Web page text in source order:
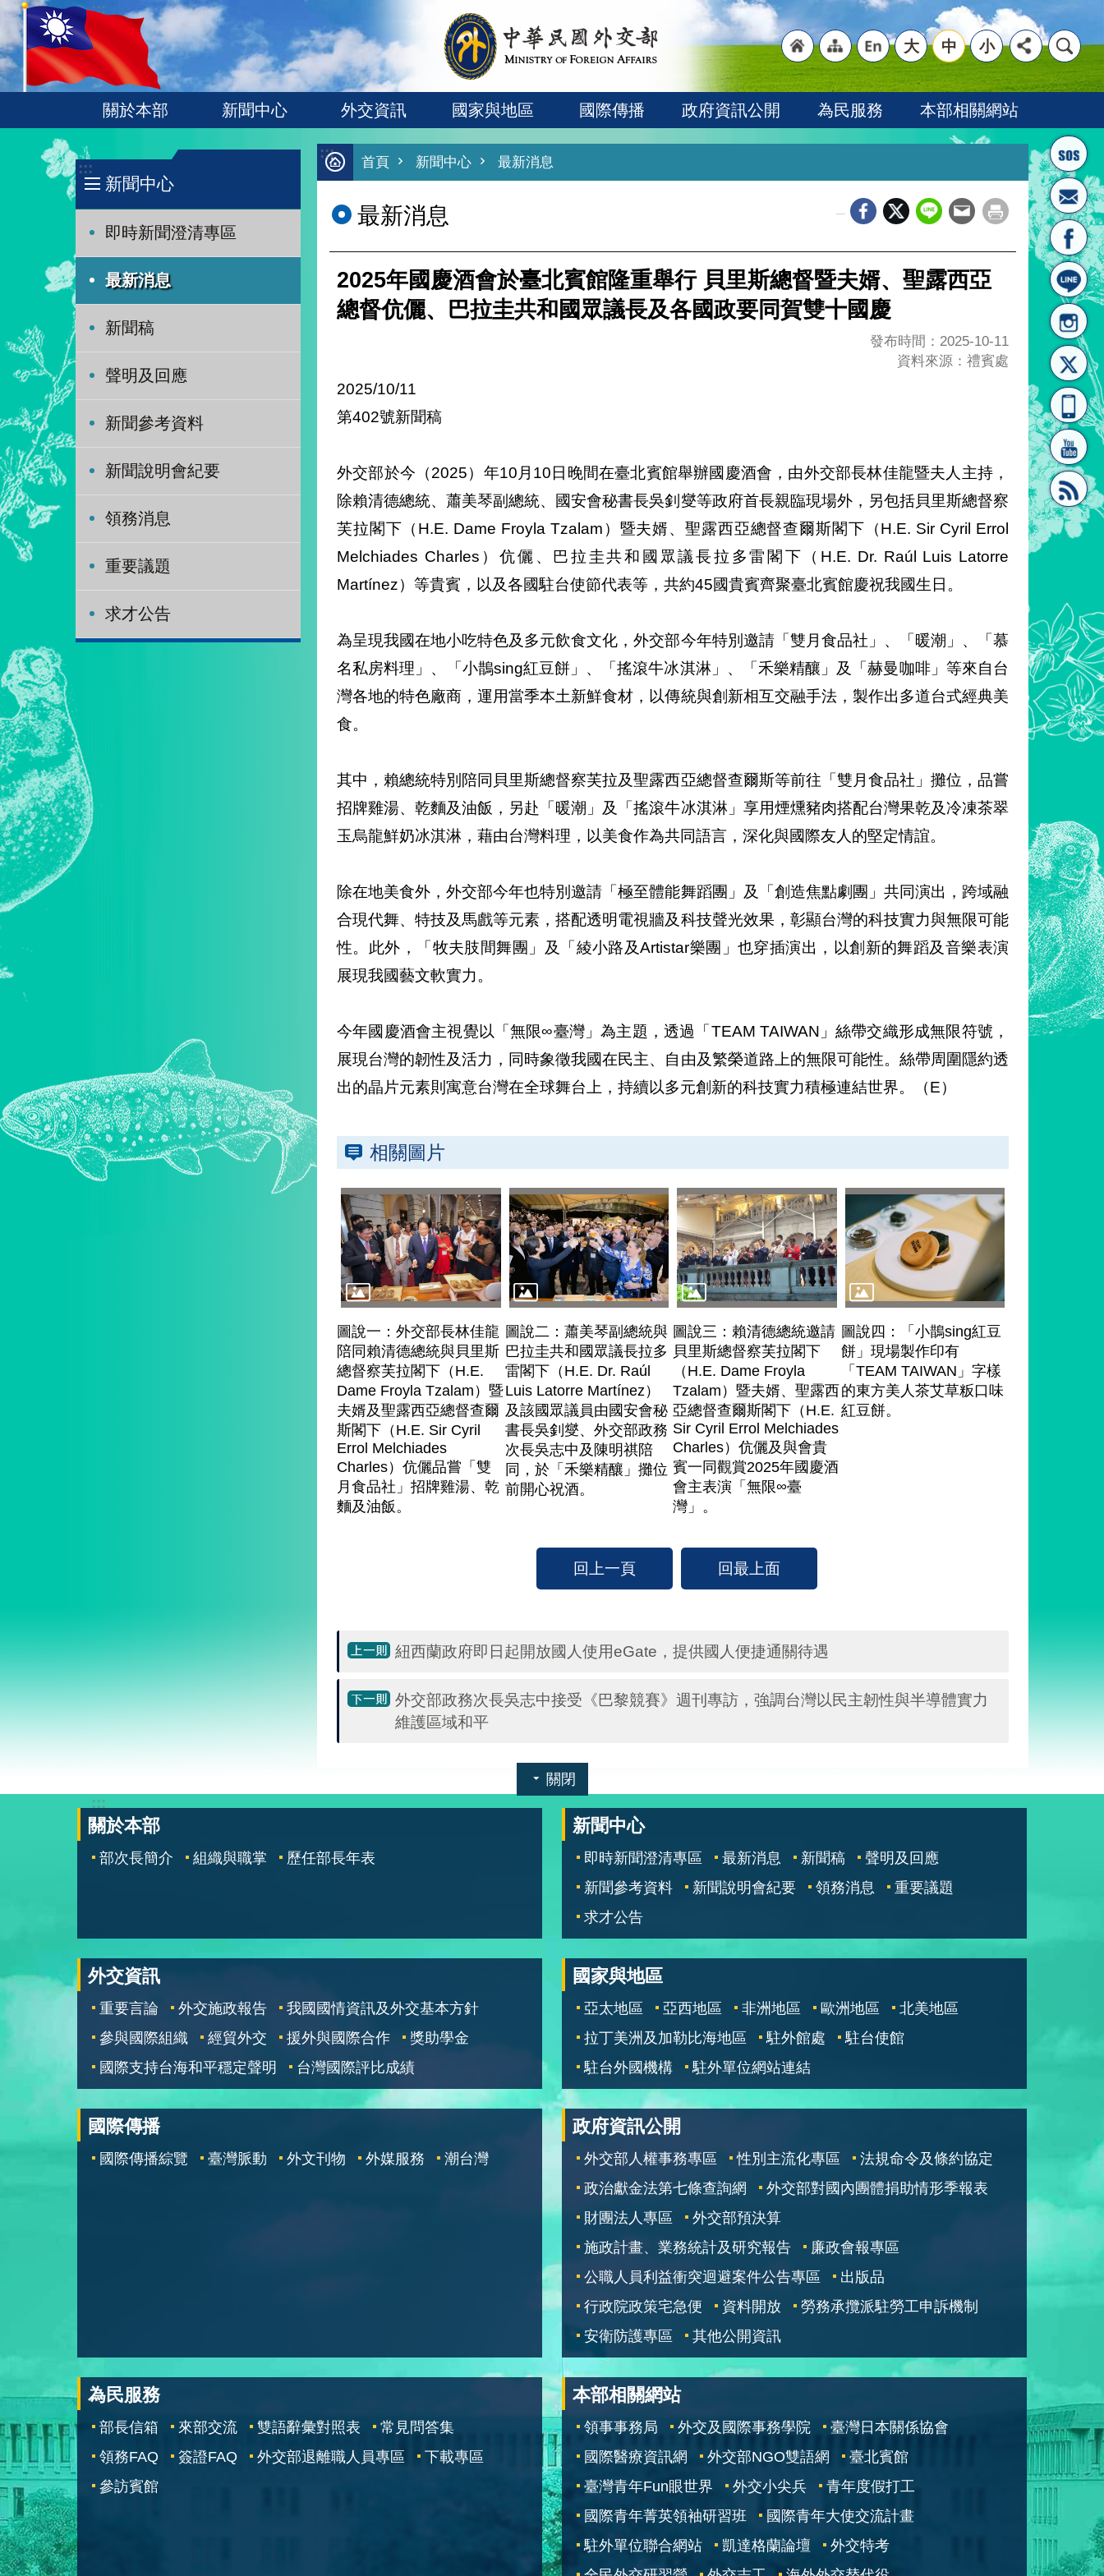
跳到主要內容區塊
:::
首頁
結]"
"網
站導
[連
"英
文語
大 中 小
關於本部 新聞中心 外交資訊 國家與地區 國際傳播 政府資訊公開 為民服務 本部相關網站
:::
新聞中心
即時新聞澄清專區
最新消息
新聞稿
聲明及回應
新聞參考資料
新聞說明會紀要
領務消息
重要議題
求才公告
:::
首頁 新聞中心 最新消息
最新消息
2025年國慶酒會於臺北賓館隆重舉行 貝里斯總督暨夫婿、聖露西亞
總督伉儷、巴拉圭共和國眾議長及各國政要同賀雙十國慶
發布時間：2025-10-11
資料來源：禮賓處
2025/10/11
第402號新聞稿
外交部於今（2025）年10月10日晚間在臺北賓館舉辦國慶酒會，由外交部長林佳龍暨夫人主持，
除賴清德總統、蕭美琴副總統、國安會秘書長吳釗燮等政府首長親臨現場外，另包括貝里斯總督察
芙拉閣下（H.E. Dame Froyla Tzalam）暨夫婿、聖露西亞總督查爾斯閣下（H.E. Sir Cyril Errol
Melchiades Charles）伉儷、巴拉圭共和國眾議長拉多雷閣下（H.E. Dr. Raúl Luis Latorre
Martínez）等貴賓，以及各國駐台使節代表等，共約45國貴賓齊聚臺北賓館慶祝我國生日。
為呈現我國在地小吃特色及多元飲食文化，外交部今年特別邀請「雙月食品社」、「暖潮」、「慕
名私房料理」、「小鵲sing紅豆餅」、「搖滾牛冰淇淋」、「禾樂精釀」及「赫曼咖啡」等來自台
灣各地的特色廠商，運用當季本土新鮮食材，以傳統與創新相互交融手法，製作出多道台式經典美
食。
其中，賴總統特別陪同貝里斯總督察芙拉及聖露西亞總督查爾斯等前往「雙月食品社」攤位，品嘗
招牌雞湯、乾麵及油飯，另赴「暖潮」及「搖滾牛冰淇淋」享用煙燻豬肉搭配台灣果乾及冷凍茶翠
玉烏龍鮮奶冰淇淋，藉由台灣料理，以美食作為共同語言，深化與國際友人的堅定情誼。
除在地美食外，外交部今年也特別邀請「極至體能舞蹈團」及「創造焦點劇團」共同演出，跨域融
合現代舞、特技及馬戲等元素，搭配透明電視牆及科技聲光效果，彰顯台灣的科技實力與無限可能
性。此外，「牧夫肢間舞團」及「綾小路及Artistar樂團」也穿插演出，以創新的舞蹈及音樂表演
展現我國藝文軟實力。
今年國慶酒會主視覺以「無限∞臺灣」為主題，透過「TEAM TAIWAN」絲帶交織形成無限符號，
展現台灣的韌性及活力，同時象徵我國在民主、自由及繁榮道路上的無限可能性。絲帶周圍隱約透
出的晶片元素則寓意台灣在全球舞台上，持續以多元創新的科技實力積極連結世界。（E）
相關圖片
圖說一：外交部長林佳龍
陪同賴清德總統與貝里斯
總督察芙拉閣下（H.E.
Dame Froyla Tzalam）暨
夫婿及聖露西亞總督查爾
斯閣下（H.E. Sir Cyril
Errol Melchiades
Charles）伉儷品嘗「雙
月食品社」招牌雞湯、乾
麵及油飯。
圖說二：蕭美琴副總統與
巴拉圭共和國眾議長拉多
雷閣下（H.E. Dr. Raúl
Luis Latorre Martínez）
及該國眾議員由國安會秘
書長吳釗燮、外交部政務
次長吳志中及陳明祺陪
同，於「禾樂精釀」攤位
前開心祝酒。
圖說三：賴清德總統邀請
貝里斯總督察芙拉閣下
（H.E. Dame Froyla
Tzalam）暨夫婿、聖露西
亞總督查爾斯閣下（H.E.
Sir Cyril Errol Melchiades
Charles）伉儷及與會貴
賓一同觀賞2025年國慶酒
會主表演「無限∞臺
灣」。
圖說四：「小鵲sing紅豆
餅」現場製作印有
「TEAM TAIWAN」字樣
的東方美人茶艾草粄口味
紅豆餅。
回上一頁 回最上面
紐西蘭政府即日起開放國人使用eGate，提供國人便捷通關待遇
外交部政務次長吳志中接受《巴黎競賽》週刊專訪，強調台灣以民主韌性與半導體實力
維護區域和平
關閉
:::
關於本部
部次長簡介 組織與職掌 歷任部長年表
新聞中心
即時新聞澄清專區 最新消息 新聞稿
聲明及回應
新聞參考資料
新聞說明會紀要 領務消息
重要議題
求才公告
外交資訊
重要言論 外交施政報告
我國國情資訊及外交基本方針
參與國際組織
經貿外交 援外與國際合作
獎助學金
國際支持台海和平穩定聲明
台灣國際評比成績
國家與地區
亞太地區 亞西地區 非洲地區 歐洲地區
北美地區
拉丁美洲及加勒比海地區
駐外館處
駐台使館
駐台外國機構
駐外單位網站連結
國際傳播
國際傳播綜覽 臺灣脈動 外文刊物 外媒服務 潮台灣
政府資訊公開
外交部人權事務專區 性別主流化專區
法規命令及條約協定
政治獻金法第七條查詢網
外交部對國內團體捐助情形季報表
財團法人專區
外交部預決算
施政計畫、業務統計及研究報告
廉政會報專區
公職人員利益衝突迴避案件公告專區
出版品
行政院政策宅急便
資料開放
勞務承攬派駐勞工申訴機制
安衛防護專區
其他公開資訊
為民服務
部長信箱 來部交流 雙語辭彙對照表
常見問答集
領務FAQ
簽證FAQ 外交部退離職人員專區
下載專區
參訪賓館
本部相關網站
領事事務局 外交及國際事務學院
臺灣日本關係協會
國際醫療資訊網
外交部NGO雙語網
臺北賓館
臺灣青年Fun眼世界
外交小尖兵
青年度假打工
國際青年菁英領袖研習班
國際青年大使交流計畫
駐外單位聯合網站
凱達格蘭論壇
外交特考